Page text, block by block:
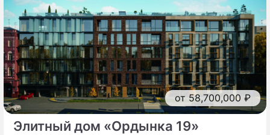
от 58,700,000 ₽
Элитный дом «Ордынка 19»